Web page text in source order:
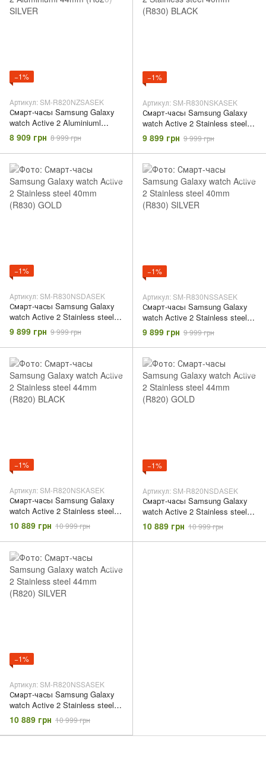
−1%
Артикул: SM-R820NZSASEK
Смарт-часы Samsung Galaxy
watch Active 2 Aluminiuml
44mm (R820) SILVER
8 909 грн 8 999 грн
−1%
Артикул: SM-R830NSKASEK
Смарт-часы Samsung Galaxy
watch Active 2 Stainless steel
40mm (R830) BLACK
9 899 грн 9 999 грн
−1%
Артикул: SM-R830NSDASEK
Смарт-часы Samsung Galaxy
watch Active 2 Stainless steel
40mm (R830) GOLD
9 899 грн 9 999 грн
−1%
Артикул: SM-R830NSSASEK
Смарт-часы Samsung Galaxy
watch Active 2 Stainless steel
40mm (R830) SILVER
9 899 грн 9 999 грн
−1%
Артикул: SM-R820NSKASEK
Смарт-часы Samsung Galaxy
watch Active 2 Stainless steel
44mm (R820) BLACK
10 889 грн 10 999 грн
−1%
Артикул: SM-R820NSDASEK
Смарт-часы Samsung Galaxy
watch Active 2 Stainless steel
44mm (R820) GOLD
10 889 грн 10 999 грн
−1%
Артикул: SM-R820NSSASEK
Смарт-часы Samsung Galaxy
watch Active 2 Stainless steel
44mm (R820) SILVER
10 889 грн 10 999 грн